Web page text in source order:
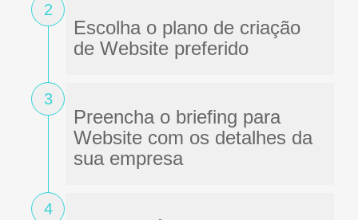
2
Escolha o plano de criação
de Website preferido
3
Preencha o briefing para
Website com os detalhes da
sua empresa
4